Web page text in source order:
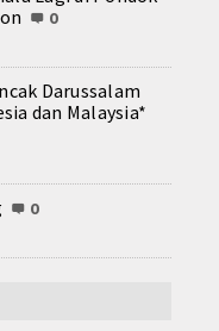
0
Darussalam
dan Malaysia*
0